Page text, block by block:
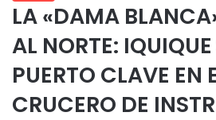
LA «DAMA
AL NORTE: IQUIQUE
PUERTO CLAVE EN
CRUCERO DE